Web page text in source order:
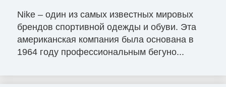
Nike – один из самых известных мировых
брендов спортивной одежды и обуви. Эта
американская компания была основана в
1964 году профессиональным бегуно...